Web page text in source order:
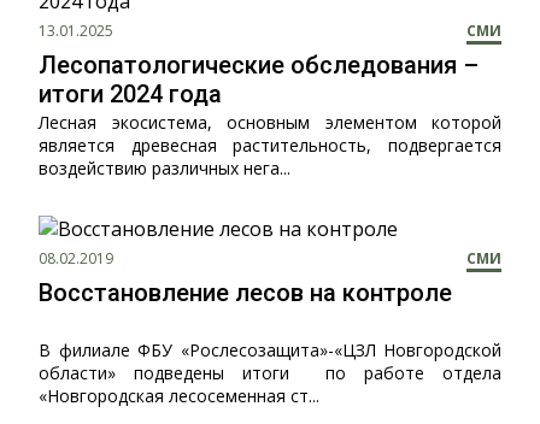
13.01.2025 СМИ
Лесопатологические обследования –
итоги 2024 года
Лесная экосистема, основным элементом которой
является древесная растительность, подвергается
воздействию различных нега...
08.02.2019 СМИ
Восстановление лесов на контроле
В филиале ФБУ «Рослесозащита»-«ЦЗЛ Новгородской
области» подведены итоги по работе отдела
«Новгородская лесосеменная ст...